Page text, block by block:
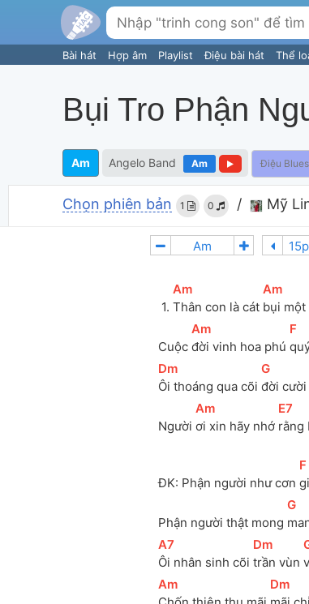
Bài hát Hợp âm Playlist Điệu bài hát Thể
Bụi Tro Phận
Am Angelo Band Am Điệu Blues
Chọn phiên bản 1 0 / Mỹ
1.
[
Am
Thân con là cát
[
Am
bụi một
Cuộc
[
Am
đời vinh hoa phú
[F
[Dm
Ôi thoáng qua cõi
[
G
đời cười
Người
[
Am
ơi xin hãy nhớ
[E7
rằng
ĐK: Phận người như cơn
[F
Phận người thật mong
[
G
[
A7
Ôi nhân sinh cõi
[Dm
trần vùn
[
[
Am [Dm